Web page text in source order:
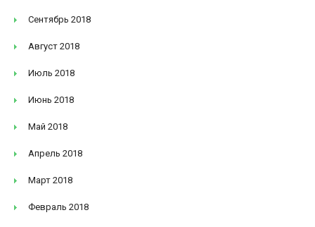
Сентябрь 2018
Август 2018
Июль 2018
Июнь 2018
Май 2018
Апрель 2018
Март 2018
Февраль 2018